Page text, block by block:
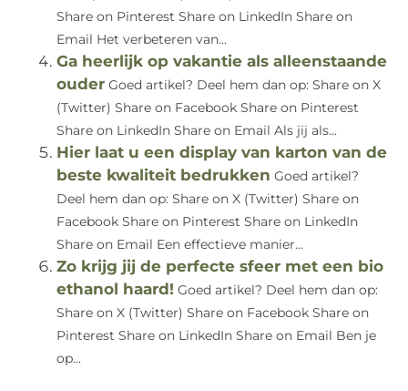
Share on Pinterest Share on LinkedIn Share on
Email Het verbeteren van...
Ga heerlijk op vakantie als alleenstaande
ouder Goed artikel? Deel hem dan op: Share on X
(Twitter) Share on Facebook Share on Pinterest
Share on LinkedIn Share on Email Als jij als...
Hier laat u een display van karton van de
beste kwaliteit bedrukken Goed artikel?
Deel hem dan op: Share on X (Twitter) Share on
Facebook Share on Pinterest Share on LinkedIn
Share on Email Een effectieve manier...
Zo krijg jij de perfecte sfeer met een bio
ethanol haard! Goed artikel? Deel hem dan op:
Share on X (Twitter) Share on Facebook Share on
Pinterest Share on LinkedIn Share on Email Ben je
op...